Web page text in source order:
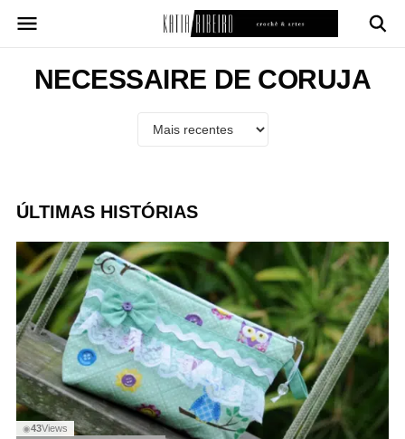
para
conteúdoNECESSAIRE DE CORUJA
ÚLTIMAS HISTÓRIAS
◉43Views